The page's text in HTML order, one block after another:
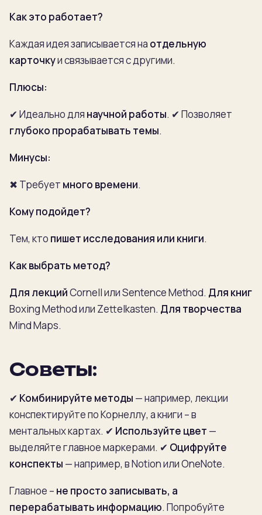
Как это работает?
Каждая идея записывается на отдельную
карточкуи связывается с другими.
Плюсы:
✔ Идеально для научной работы. ✔ Позволяет
глубоко прорабатывать темы.
Минусы:
✖ Требует много времени.
Кому подойдет?
Тем, кто пишет исследования или книги.
Как выбрать метод?
Для лекцийCornell или Sentence Method. Для книг
Boxing Method или Zettelkasten. Для творчества
Mind Maps.
Советы:
✔ Комбинируйте методы — например, лекции
конспектируйте по Корнеллу, а книги – в
ментальных картах. ✔ Используйте цвет —
выделяйте главное маркерами. ✔ Оцифруйте
конспекты — например, в Notion или OneNote.
Главное – не просто записывать, а
перерабатывать информацию. Попробуйте